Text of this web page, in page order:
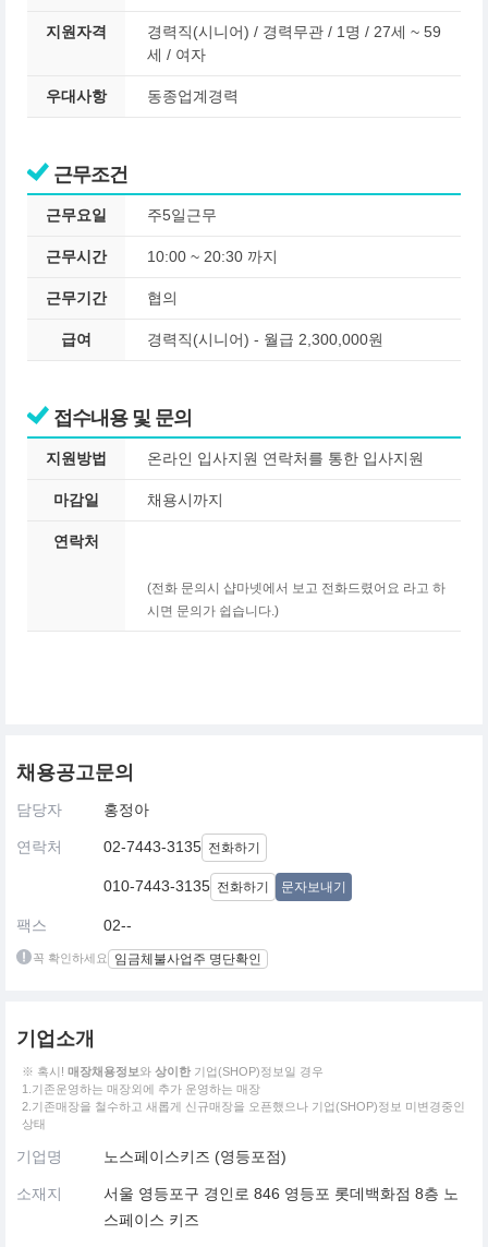
지원자격
경력직(시니어) / 경력무관 / 1명 / 27세 ~ 59
세 / 여자
우대사항 동종업계경력
근무조건
근무요일 주5일근무
근무시간 10:00 ~ 20:30 까지
근무기간 협의
급여 경력직(시니어) - 월급 2,300,000원
접수내용 및 문의
지원방법 온라인 입사지원 연락처를 통한 입사지원
마감일 채용시까지
연락처
(전화 문의시 샵마넷에서 보고 전화드렸어요 라고 하
시면 문의가 쉽습니다.)
채용공고문의
담당자 홍정아
연락처 02-7443-3135 전화하기
010-7443-3135 전화하기 문자보내기
팩스 02--
꼭 확인하세요 임금체불사업주 명단확인
기업소개
※ 혹시! 매장채용정보와 상이한 기업(SHOP)정보일 경우
1.기존운영하는 매장외에 추가 운영하는 매장
2.기존매장을 철수하고 새롭게 신규매장을 오픈했으나 기업(SHOP)정보 미변경중인
상태
기업명 노스페이스키즈 (영등포점)
소재지
서울 영등포구 경인로 846 영등포 롯데백화점 8층 노
스페이스 키즈